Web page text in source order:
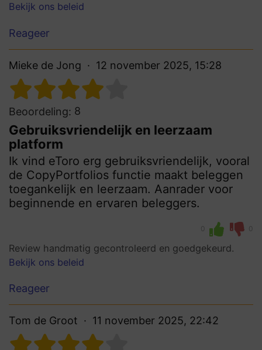
Bekijk ons beleid
Reageer
Mieke de Jong 12 november 2025, 15:28
Beoordeling: 8
Gebruiksvriendelijk en leerzaam
platform
Ik vind eToro erg gebruiksvriendelijk, vooral
de CopyPortfolios functie maakt beleggen
toegankelijk en leerzaam. Aanrader voor
beginnende en ervaren beleggers.
0 0
Review handmatig gecontroleerd en goedgekeurd.
Bekijk ons beleid
Reageer
Tom de Groot 11 november 2025, 22:42